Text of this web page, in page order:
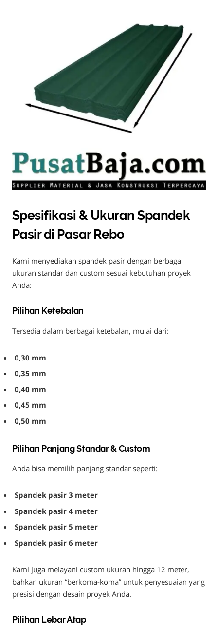
Spesifikasi & Ukuran Spandek
Pasir di Pasar Rebo
Kami menyediakan spandek pasir dengan berbagai
ukuran standar dan custom sesuai kebutuhan proyek
Anda:
Pilihan Ketebalan
Tersedia dalam berbagai ketebalan, mulai dari:
0,30 mm
0,35 mm
0,40 mm
0,45 mm
0,50 mm
Pilihan Panjang Standar & Custom
Anda bisa memilih panjang standar seperti:
Spandek pasir 3 meter
Spandek pasir 4 meter
Spandek pasir 5 meter
Spandek pasir 6 meter
Kami juga melayani custom ukuran hingga 12 meter,
bahkan ukuran “berkoma-koma” untuk penyesuaian yang
presisi dengan desain proyek Anda.
Pilihan Lebar Atap